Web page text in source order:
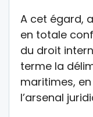
A cet égard,
en totale
du droit
terme la
maritimes,
l’arsenal